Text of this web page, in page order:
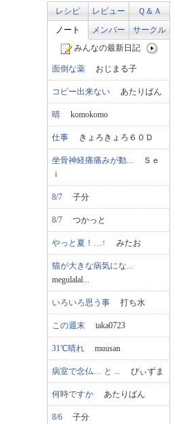
レシピ レビュー
Ｑ＆Ａ
ノート
メンバー
サークル
みんなの最新日記
面倒な薬 おじまる子
コピー出来ない あたりばん
晴 komokomo
仕事 きょろきょろ６０Ｄ
坐骨神経痛痛みが動...
Ｓｅ
ｉ
8/7 子分
8/7 つかっと
やっと夏！…↑ みたお
猫が大きな病気にな...
megulalal...
いろいろ思う事 打ち水
この週末 taka0723
31℃晴れ muusan
病室で念仏… と ... ぴぃずま
何時ですか あたりばん
8/6 子分